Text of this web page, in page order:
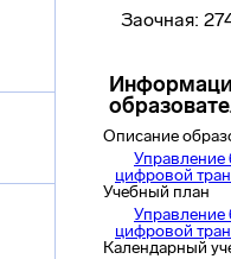
Заочная:
Описание
Управление
цифровой
Учебный план
Управление
цифровой
Календарный